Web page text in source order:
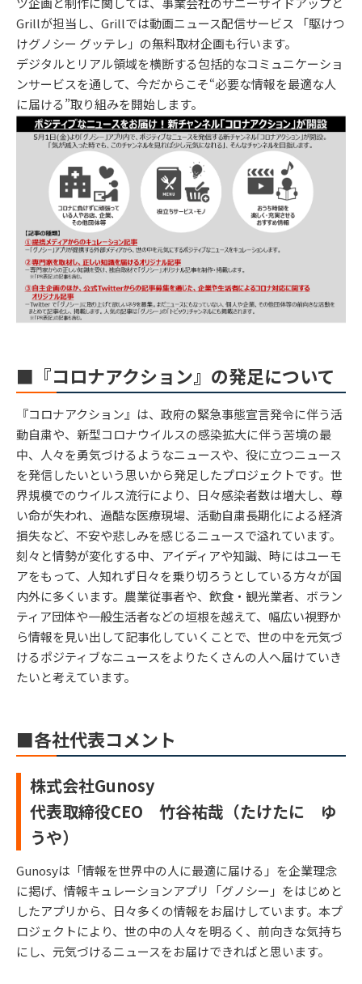
Grillが担当し、Grillでは動画ニュース配信サービス 「駆けつ
けグノシー グッテレ」の無料取材企画も行います。
デジタルとリアル領域を横断する包括的なコミュニケーショ
ンサービスを通して、今だからこそ“必要な情報を最適な人
に届ける”取り組みを開始します。
■『コロナアクション』の発足について
『コロナアクション』は、政府の緊急事態宣言発令に伴う活
動自粛や、新型コロナウイルスの感染拡大に伴う苦境の最
中、人々を勇気づけるようなニュースや、役に立つニュース
を発信したいという思いから発足したプロジェクトです。世
界規模でのウイルス流行により、日々感染者数は増大し、尊
い命が失われ、過酷な医療現場、活動自粛長期化による経済
損失など、不安や悲しみを感じるニュースで溢れています。
刻々と情勢が変化する中、アイディアや知識、時にはユーモ
アをもって、人知れず日々を乗り切ろうとしている方々が国
内外に多くいます。農業従事者や、飲食・観光業者、ボラン
ティア団体や一般生活者などの垣根を越えて、幅広い視野か
ら情報を見い出して記事化していくことで、世の中を元気づ
けるポジティブなニュースをよりたくさんの人へ届けていき
たいと考えています。
■各社代表コメント
株式会社Gunosy
代表取締役CEO 竹谷祐哉（たけたに ゆ
うや）
Gunosyは「情報を世界中の人に最適に届ける」を企業理念
に掲げ、情報キュレーションアプリ「グノシー」をはじめと
したアプリから、日々多くの情報をお届けしています。本プ
ロジェクトにより、世の中の人々を明るく、前向きな気持ち
にし、元気づけるニュースをお届けできればと思います。